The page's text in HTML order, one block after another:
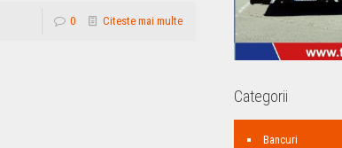
0 Citeste mai multe
Categorii
Bancuri